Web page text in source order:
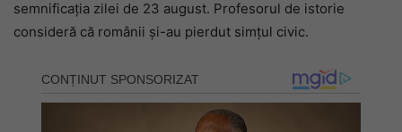
semnificaţia zilei de 23 august. Profesorul de istorie
consideră că românii şi-au pierdut simţul civic.